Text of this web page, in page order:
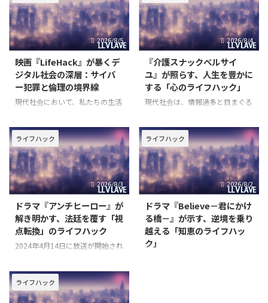
2026/8/5
映画『LifeHack』が暴くデ
ジタル社会の深層：サイバ
ー犯罪と倫理の境界線
現代社会において、私たちの生活
ています。スマートフォン一つで
世界中の情報にアクセスし、瞬時
にコミュニケーションを取ること
が可能になった一方で、その恩恵
の裏側には、新たな脅威や倫理的
な問いが潜んでいます。映画『L
2026/8/4
『介護スナックベルサイ
ユ』が照らす、人生を豊かに
する「心のライフハック」
現代社会は、情報過多と目まぐる
う生きるべきか」「どのように心
を保つべきか」という根源的な問
いに直面しています。特に、人生
の後半を迎えるにあたり、過去へ
の後悔や未来への不安に苛まれる
ことは少なくありません。そんな
ライフハック
2026/8/3
ドラマ『アンチヒーロー』が
解き明かす、法廷を覆す「視
点転換」のライフハック
2024年4月14日に放送が開始され
は、その衝撃的なストーリー展開
で多くの視聴者を惹きつけまし
た。長谷川博己さん演じる弁護
ライフハック
2026/8/2
ドラマ『Believe－君にかけ
る橋－』が示す、逆境を乗り
越える「知恵のライフハッ
ク」
ライフハック